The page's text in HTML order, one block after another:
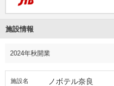
施設情報
2024年秋開業
施設名 ノボテル奈良